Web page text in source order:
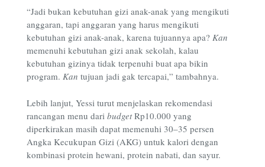
“Jadi bukan kebutuhan gizi anak-anak yang mengikuti
anggaran, tapi anggaran yang harus mengikuti
kebutuhan gizi anak-anak, karena tujuannya apa? Kan
memenuhi kebutuhan gizi anak sekolah, kalau
kebutuhan gizinya tidak terpenuhi buat apa bikin
program. Kan tujuan jadi gak tercapai,” tambahnya.
Lebih lanjut, Yessi turut menjelaskan rekomendasi
rancangan menu dari budgetRp10.000 yang
diperkirakan masih dapat memenuhi 30–35 persen
Angka Kecukupan Gizi (AKG) untuk kalori dengan
kombinasi protein hewani, protein nabati, dan sayur.